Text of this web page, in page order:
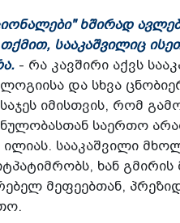
ხშირად
სააკაშვილიც
- რა კავშირი აქვს
და სხვა
იმისთვის, რომ
საერთო
ილიას. სააკაშვილი
ხან გმირის
მეფეებთან,